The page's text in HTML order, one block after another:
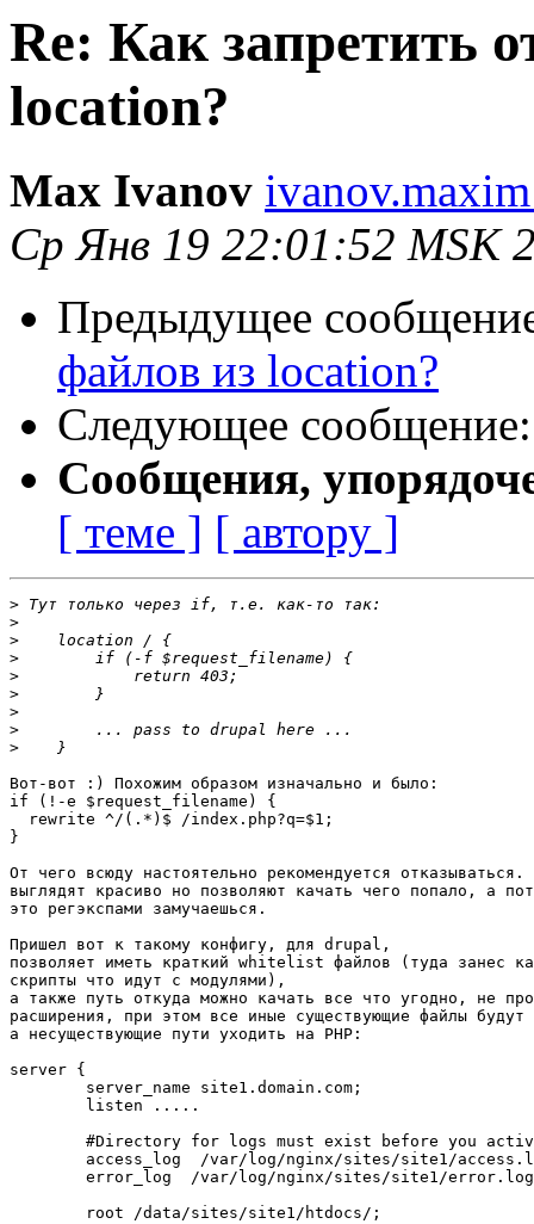
Re: Как запретить
location?
Max Ivanov
Ср Янв 19 22:01:52 MSK
Предыдущее
файлов из location?
Следующее
Сообщения,
[ теме ] [ автору ]
>
>
>
>
>
>
>
>
>
Вот-вот :) Похожим образом изначально и было:
if (!-e $request_filename) {
  rewrite ^/(.*)$ /index.php?q=$1;
}
От чего всюду настоятельно рекомендуется
выглядят красиво но позволяют качать чего попало, а
это регэкспами замучаешься.
Пришел вот к такому конфигу, для drupal,
позволяет иметь краткий whitelist файлов (туда занес
скрипты что идут с модулями),
а также путь откуда можно качать все что угодно, не
расширения, при этом все иные существующие файлы будут
а несуществующие пути уходить на PHP:
server {
        server_name site1.domain.com;
        listen .....
#Directory for logs must exist before you
access_log  /var/log/nginx/sites/site1/
error_log  /var/log/nginx/sites/site1/
        root /data/sites/site1/htdocs/;